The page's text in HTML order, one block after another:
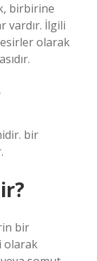
birbirine
vardır. İlgili
olarak
bir
bir
olarak